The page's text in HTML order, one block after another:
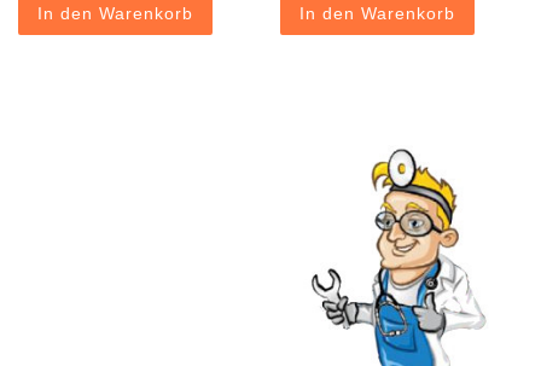
In den Warenkorb In den Warenkorb